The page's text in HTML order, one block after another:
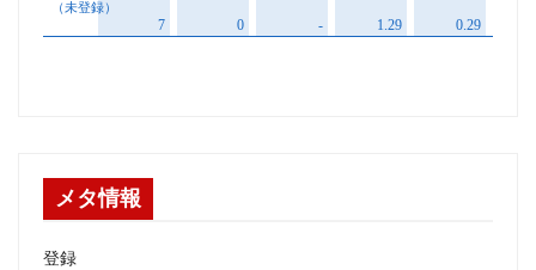
メタ情報
登録